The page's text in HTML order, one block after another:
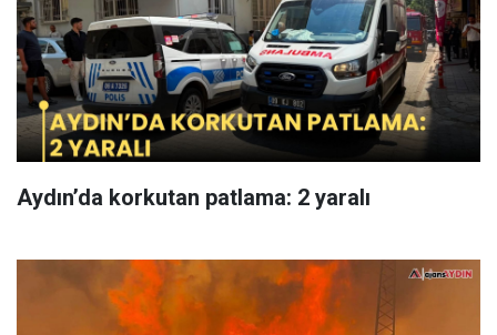
Aydın’da korkutan patlama: 2 yaralı